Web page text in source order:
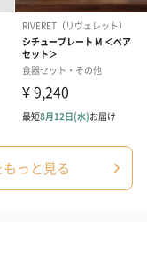
ラ）
テディベア（
ル）（1,760円
いたします。ギフト
っと見る